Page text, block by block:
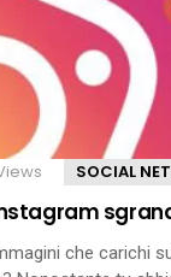
SOCIAL
che carichi